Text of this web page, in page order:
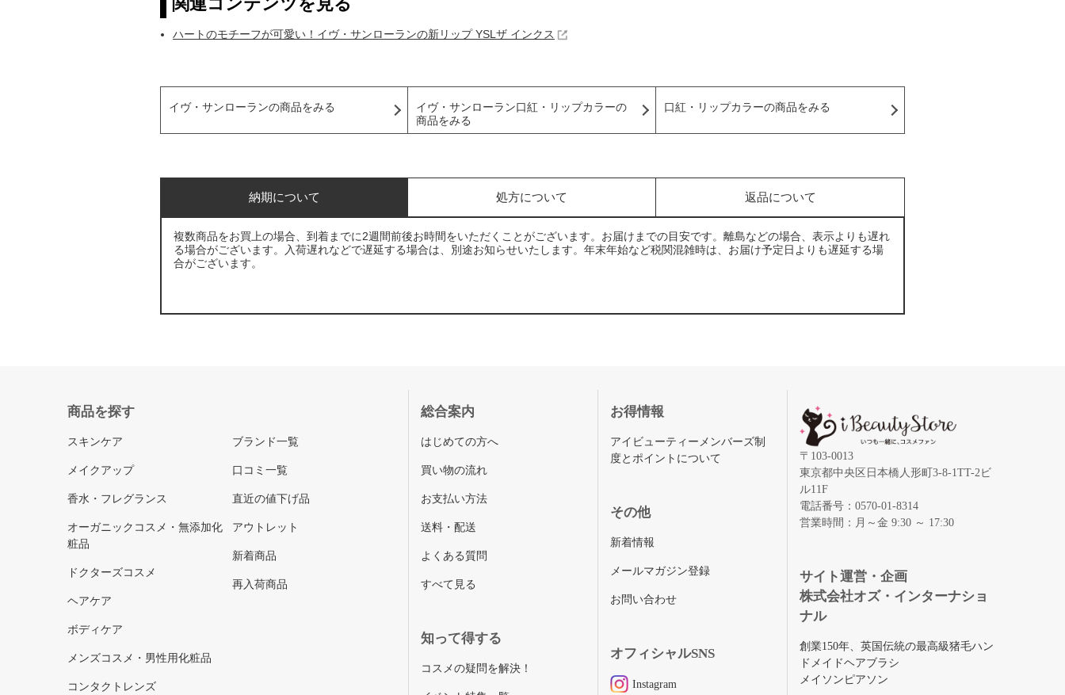
ハートのモチーフが可愛い！イヴ・サンローランの新リップ YSLザ インクス
イヴ・サンローランの商品をみる
イヴ・サンローラン口紅・リップカラーの
商品をみる
口紅・リップカラーの商品をみる
納期について 処方について 返品について
複数商品をお買上の場合、到着までに2週間前後お時間をいただくことがございます。お届けまでの目安です。離島などの場合、表示よりも遅れ
る場合がございます。入荷遅れなどで遅延する場合は、別途お知らせいたします。年末年始など税関混雑時は、お届け予定日よりも遅延する場
合がございます。
商品を探す
スキンケア
メイクアップ
香水・フレグランス
オーガニックコスメ・無添加化
粧品
ドクターズコスメ
ヘアケア
ボディケア
メンズコスメ・男性用化粧品
コンタクトレンズ
ブランド一覧
口コミ一覧
直近の値下げ品
アウトレット
新着商品
再入荷商品
総合案内
はじめての方へ
買い物の流れ
お支払い方法
送料・配送
よくある質問
すべて見る
知って得する
コスメの疑問を解決！
お得情報
アイビューティーメンバーズ制
度とポイントについて
その他
新着情報
メールマガジン登録
お問い合わせ
オフィシャルSNS
Instagram
〒103-0013
東京都中央区日本橋人形町3-8-1TT-2ビ
ル11F
電話番号：0570-01-8314
営業時間：月～金 9:30 ～ 17:30
サイト運営・企画
株式会社オズ・インターナショ
ナル
創業150年、英国伝統の最高級猪毛ハン
ドメイドヘアブラシ
メイソンピアソン